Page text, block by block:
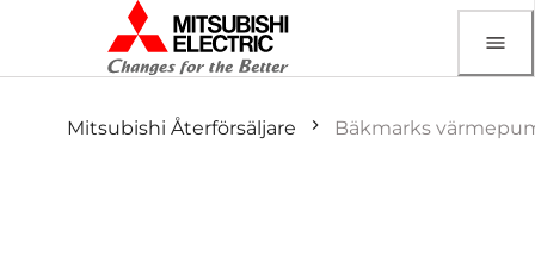
Mitsubishi Återförsäljare Bäkmarks